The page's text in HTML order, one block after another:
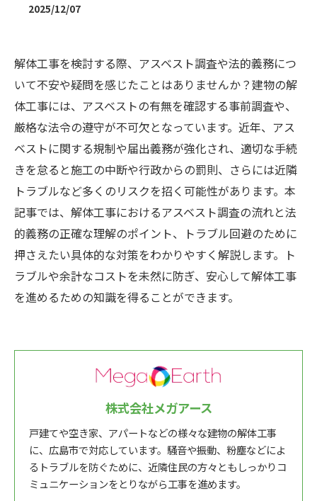
2025/12/07
解体工事を検討する際、アスベスト調査や法的義務につ
いて不安や疑問を感じたことはありませんか？建物の解
体工事には、アスベストの有無を確認する事前調査や、
厳格な法令の遵守が不可欠となっています。近年、アス
ベストに関する規制や届出義務が強化され、適切な手続
きを怠ると施工の中断や行政からの罰則、さらには近隣
トラブルなど多くのリスクを招く可能性があります。本
記事では、解体工事におけるアスベスト調査の流れと法
的義務の正確な理解のポイント、トラブル回避のために
押さえたい具体的な対策をわかりやすく解説します。ト
ラブルや余計なコストを未然に防ぎ、安心して解体工事
を進めるための知識を得ることができます。
株式会社メガアース
戸建てや空き家、アパートなどの様々な建物の解体工事
に、広島市で対応しています。騒音や振動、粉塵などによ
るトラブルを防ぐために、近隣住民の方々ともしっかりコ
ミュニケーションをとりながら工事を進めます。